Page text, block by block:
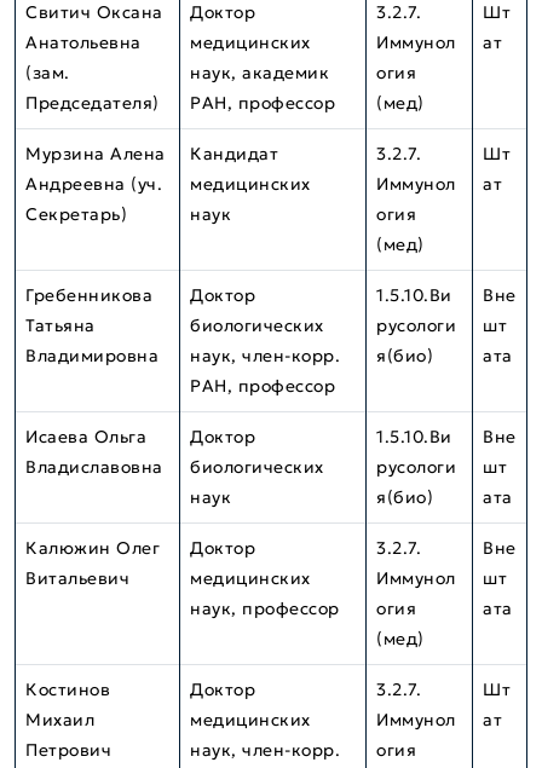
Свитич Оксана
Анатольевна
(зам.
Председателя)
Доктор
медицинских
наук, академик
РАН, профессор
3.2.7.
Иммунол
огия
(мед)
Шт
ат
Мурзина Алена
Андреевна (уч.
Секретарь)
Кандидат
медицинских
наук
3.2.7.
Иммунол
огия
(мед)
Шт
ат
Гребенникова
Татьяна
Владимировна
Доктор
биологических
наук, член-корр.
РАН, профессор
1.5.10.Ви
русологи
я(био)
Вне
шт
ата
Исаева Ольга
Владиславовна
Доктор
биологических
наук
1.5.10.Ви
русологи
я(био)
Вне
шт
ата
Калюжин Олег
Витальевич
Доктор
медицинских
наук, профессор
3.2.7.
Иммунол
огия
(мед)
Вне
шт
ата
Костинов
Михаил
Петрович
Доктор
медицинских
наук, член-корр.
3.2.7.
Иммунол
огия
Шт
ат